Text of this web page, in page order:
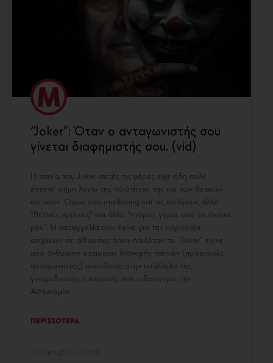
“Joker”: Όταν ο ανταγωνιστής σου
γίνεται διαφημιστής σου. (vid)
Η ταινία του Joker αυτές τις μέρες είχε ήδη πολύ
έντονη φήμη λόγω της ποιότητας της και των θετικών
κριτικών. Όμως στο marketing και τις πωλήσεις άλλο
“θετικές κριτικές” και άλλο “ντόρος γύρω από το όνομα
μου”. Η καταγγελία που έγινε για την παρουσία
ανηλίκων σε αίθουσες όπου παιζόταν το “Joker” έγινε
από άνθρωπο εταιρείας διανομής ταινιών (προφανώς
ανταγωνιστής) απευθείας στην υπάλληλο της
γνωμοδοτικής επιτροπής που ειδοποίησε την
Αστυνομία.
ΠΕΡΙΣΣΟΤΕΡΑ